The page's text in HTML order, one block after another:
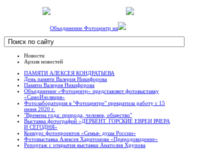
Объединение Фотоцентр на
Новости
Архив новостей
ПАМЯТИ АЛЕКСЕЯ КОНДРАТЬЕВА
День памяти Валерия Никифорова
Памяти Валерия Никифорова
Объединение «Фотоцентр» представляет фотовыставку
«СамоИзоляция»
Фотолаборатория в "Фотоцентре" прекратила работу с 15
июня 2020 г.
"Времена года: природа, человек, общество"
Выставка фотографий «ДЕРБЕНТ. ГОРСКИЕ ЕВРЕИ ВЧЕРА
И СЕГОДНЯ»
Конкурс фотопроектов «Семья- душа России»
Фотовыставка Алексея Харитонова «Природовидение»
Репортаж с открытия выставки Анатолия Хрупова